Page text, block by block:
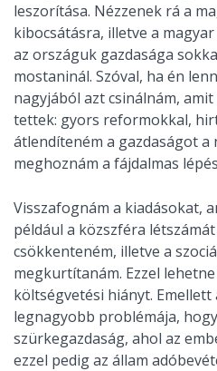
leszorítása. Nézzenek rá a
kibocsátásra, illetve a
az országuk gazdasága
mostaninál. Szóval, ha én
nagyjából azt csinálnám,
tettek: gyors reformokkal,
átlendíteném a gazdaságot a
meghoznám a fájdalmas
Visszafognám a kiadásokat,
például a közszféra
csökkenteném, illetve a
megkurtítanám. Ezzel
költségvetési hiányt.
legnagyobb problémája,
szürkegazdaság, ahol az
ezzel pedig az állam